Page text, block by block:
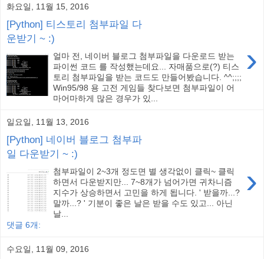
화요일, 11월 15, 2016
[Python] 티스토리 첨부파일 다
운받기 ~ :)
›
얼마 전, 네이버 블로그 첨부파일을 다운로드 받는
파이썬 코드 를 작성했는데요... 자매품으로(?) 티스
토리 첨부파일을 받는 코드도 만들어봤습니다. ^^;;;;
Win95/98 용 고전 게임들 찾다보면 첨부파일이 어
마어마하게 많은 경우가 있...
일요일, 11월 13, 2016
[Python] 네이버 블로그 첨부파
일 다운받기 ~ :)
›
첨부파일이 2~3개 정도면 별 생각없이 클릭~ 클릭
하면서 다운받지만... 7~8개가 넘어가면 귀차니즘
지수가 상승하면서 고민을 하게 됩니다. ' 받을까...?
말까...? ' 기분이 좋은 날은 받을 수도 있고... 아닌
날...
댓글 6개:
수요일, 11월 09, 2016